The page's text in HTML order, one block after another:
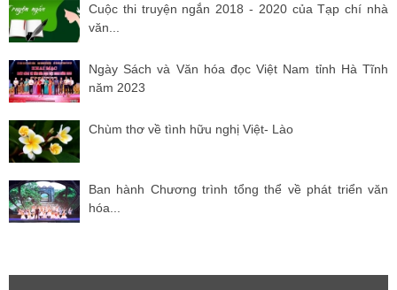
Cuộc thi truyện ngắn 2018 - 2020 của Tạp chí nhà
văn...
Ngày Sách và Văn hóa đọc Việt Nam tỉnh Hà Tĩnh
năm 2023
Chùm thơ về tình hữu nghị Việt- Lào
Ban hành Chương trình tổng thể về phát triển văn
hóa...